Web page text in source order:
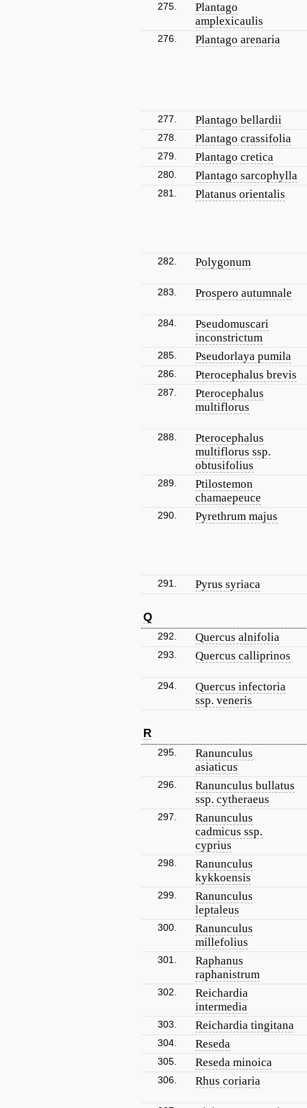
275.
Plantago
amplexicaulis
276. Plantago arenaria
277. Plantago bellardii
278. Plantago crassifolia
279. Plantago cretica
280. Plantago sarcophylla
281. Platanus orientalis
282. Polygonum
283. Prospero autumnale
284.
Pseudomuscari
inconstrictum
285. Pseudorlaya pumila
286. Pterocephalus brevis
287.
Pterocephalus
multiflorus
288.
Pterocephalus
multiflorus ssp.
obtusifolius
289.
Ptilostemon
chamaepeuce
290. Pyrethrum majus
291. Pyrus syriaca
Q
292. Quercus alnifolia
293. Quercus calliprinos
294.
Quercus infectoria
ssp. veneris
R
295.
Ranunculus
asiaticus
296.
Ranunculus bullatus
ssp. cytheraeus
297.
Ranunculus
cadmicus ssp.
cyprius
298.
Ranunculus
kykkoensis
299.
Ranunculus
leptaleus
300.
Ranunculus
millefolius
301.
Raphanus
raphanistrum
302.
Reichardia
intermedia
303. Reichardia tingitana
304. Reseda
305. Reseda minoica
306. Rhus coriaria